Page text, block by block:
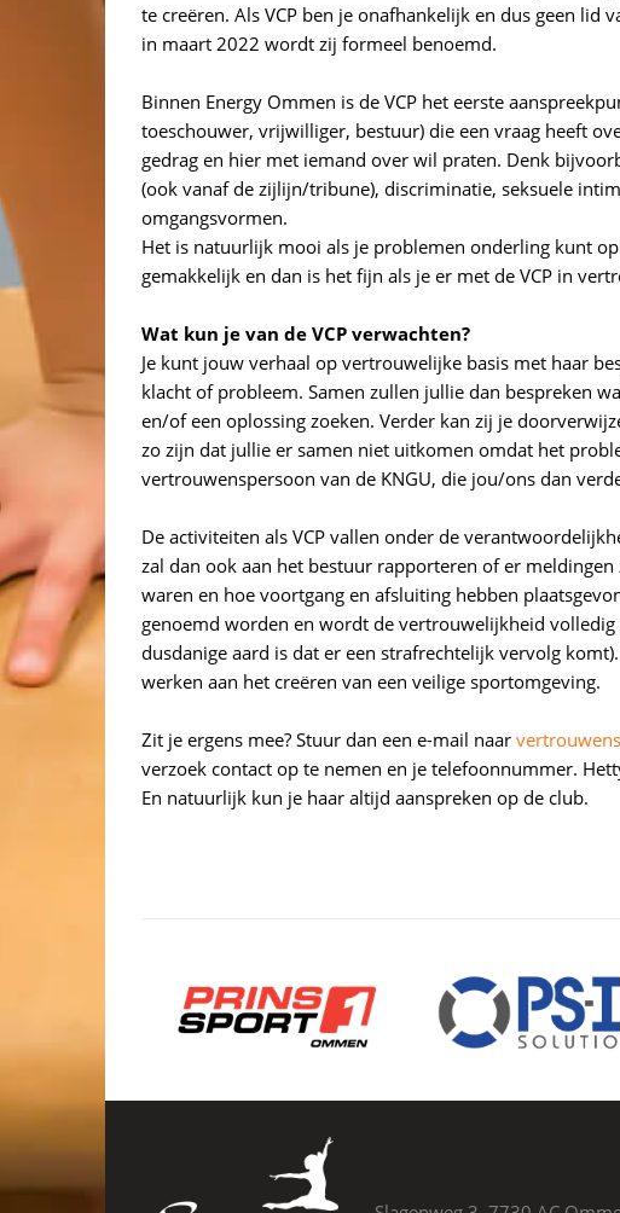
te creëren. Als VCP ben je onafhankelijk en dus geen lid
in maart 2022 wordt zij formeel benoemd.
Binnen Energy Ommen is de VCP het eerste
toeschouwer, vrijwilliger, bestuur) die een vraag heeft
gedrag en hier met iemand over wil praten. Denk
(ook vanaf de zijlijn/tribune), discriminatie, seksuele
omgangsvormen.
Het is natuurlijk mooi als je problemen onderling kunt
gemakkelijk en dan is het fijn als je er met de VCP in
Wat kun je van de VCP verwachten?
Je kunt jouw verhaal op vertrouwelijke basis met haar
klacht of probleem. Samen zullen jullie dan bespreken
en/of een oplossing zoeken. Verder kan zij je
zo zijn dat jullie er samen niet uitkomen omdat het
vertrouwenspersoon van de KNGU, die jou/ons dan
De activiteiten als VCP vallen onder de
zal dan ook aan het bestuur rapporteren of er
waren en hoe voortgang en afsluiting hebben
genoemd worden en wordt de vertrouwelijkheid
dusdanige aard is dat er een strafrechtelijk vervolg
werken aan het creëren van een veilige sportomgeving.
Zit je ergens mee? Stuur dan een e-mail naar
verzoek contact op te nemen en je telefoonnummer.
En natuurlijk kun je haar altijd aanspreken op de club.